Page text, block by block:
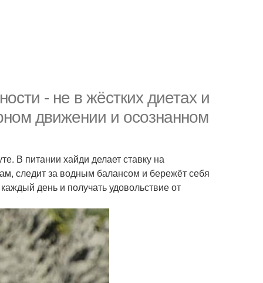
- не в жёстких диетах и
движении и осознанном
В питании хайди делает ставку на
следит за водным балансом и бережёт себя
день и получать удовольствие от